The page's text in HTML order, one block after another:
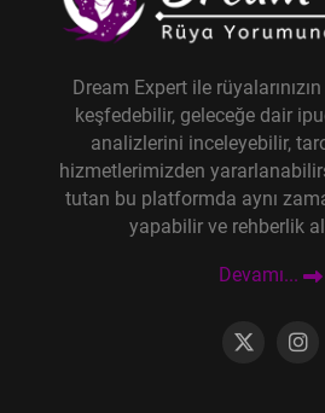
Dream Expert ile
keşfedebilir, geleceğe dair
analizlerini inceleyebilir,
hizmetlerimizden
tutan bu platformda aynı
yapabilir ve rehberlik
Devamı...